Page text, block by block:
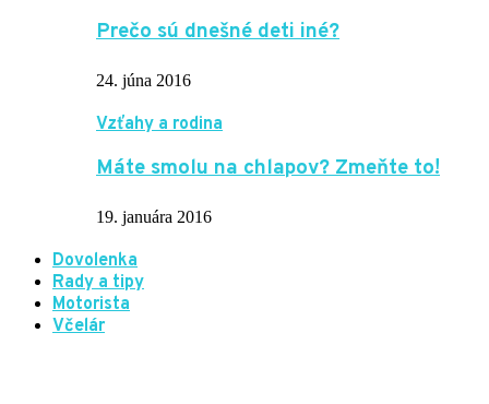
Prečo sú dnešné deti iné?
24. júna 2016
Vzťahy a rodina
Máte smolu na chlapov? Zmeňte to!
19. januára 2016
Dovolenka
Rady a tipy
Motorista
Včelár